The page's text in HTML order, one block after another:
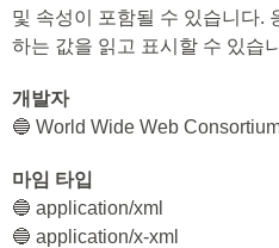
및 속성이 포함될 수 있습니다.
하는 값을 읽고 표시할 수 있습
개발자
🔵 World Wide Web
마임 타입
🔵 application/xml
🔵 application/x-xml